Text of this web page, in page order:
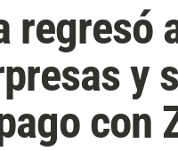
regresó
y
con